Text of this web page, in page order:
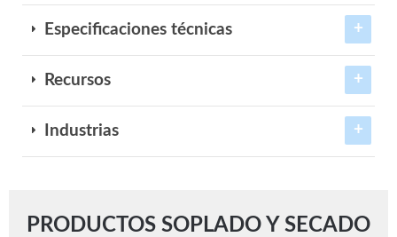
Especificaciones técnicas
Recursos
Industrias
PRODUCTOS SOPLADO Y SECADO